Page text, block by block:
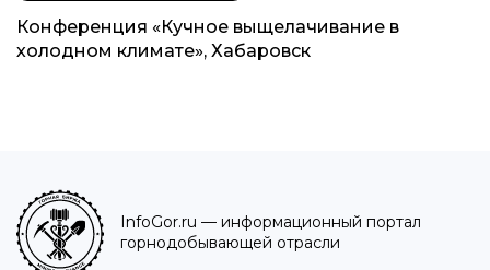
Конференция «Кучное выщелачивание в
холодном климате», Хабаровск
InfoGor.ru — информационный портал
горнодобывающей отрасли